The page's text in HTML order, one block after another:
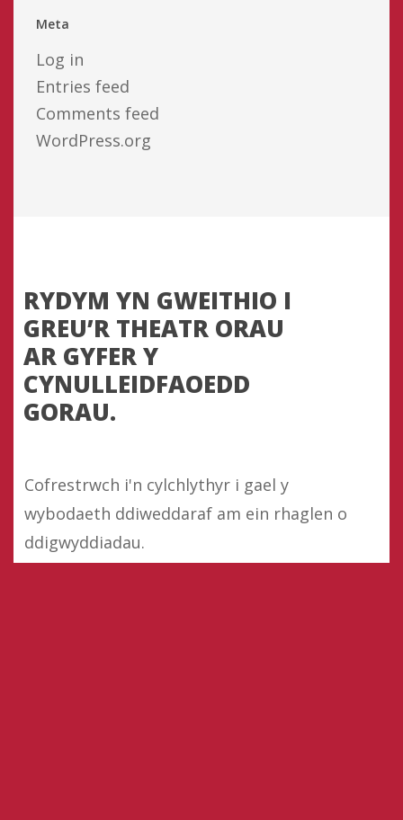
Meta
Log in
Entries feed
Comments feed
WordPress.org
RYDYM YN GWEITHIO I
GREU’R THEATR ORAU
AR GYFER Y
CYNULLEIDFAOEDD
GORAU.
Cofrestrwch i'n cylchlythyr i gael y
wybodaeth ddiweddaraf am ein rhaglen o
ddigwyddiadau.